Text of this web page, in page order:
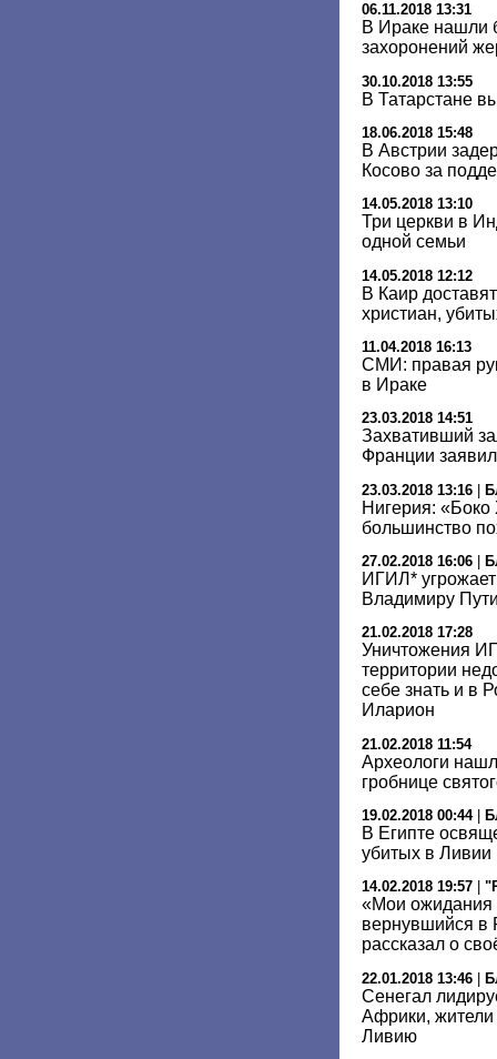
06.11.2018 13:31
В Ираке нашли
захоронений
30.10.2018 13:55
В Татарстане
18.06.2018 15:48
В Австрии
Косово за
14.05.2018 13:10
Три церкви в
одной семьи
14.05.2018 12:12
В Каир
христиан,
11.04.2018 16:13
СМИ: правая
в Ираке
23.03.2018 14:51
Захвативший
Франции
23.03.2018 13:16 |
Нигерия:
большинство
27.02.2018 16:06
ИГИЛ*
Владимиру
21.02.2018 17:28
Уничтожения
территории
себе знать и в
Иларион
21.02.2018 11:54
Археологи
гробнице
19.02.2018 00:44|
В Египте
убитых в Ливии
14.02.2018 19:57
«Мои ожидания
вернувшийся в
рассказал о
22.01.2018 13:46 |
Сенегал
Африки, жители
Ливию